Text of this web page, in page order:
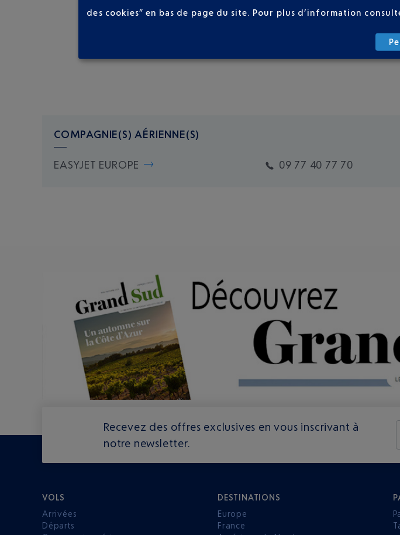
COMPAGNIE(S) AÉRIENNE(S)
EASYJET EUROPE 09 77 40 77 70
Recevez des offres exclusives en vous inscrivant à
notre newsletter.
VOLS
Arrivées
Départs
DESTINATIONS
Europe
France
des cookies” en bas de page du site. Pour plus d’information